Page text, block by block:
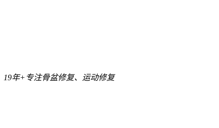
19年+专注骨盆修复、运动修复